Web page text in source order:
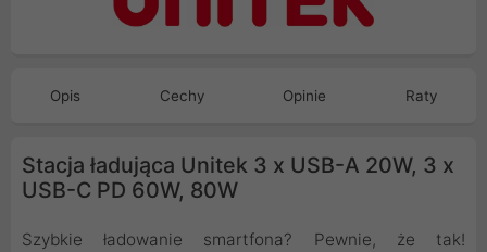
Opis Cechy Opinie Raty
Stacja ładująca Unitek 3 x USB-A 20W, 3 x
USB-C PD 60W, 80W
Szybkie ładowanie smartfona? Pewnie, że tak!